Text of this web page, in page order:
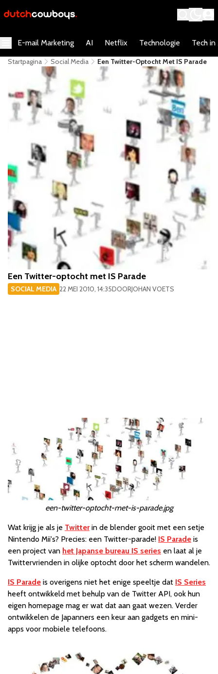
E-mail Marketing AI Netflix Technologie Tech in
Startpagina Social Media Een Twitter-Optocht Met IS Parade
Een Twitter-optocht met IS Parade
SOCIAL MEDIA 22 MEI 2010, 14:35DOORJOHAN VOETS
een-twitter-optocht-met-is-parade.jpg
Wat krijg je als je Twitterin de blender gooit met een setje
Nintendo Mii's? Precies: een Twitter-parade! IS Parade is
een project van het Japanse bureau IS series en laat al je
Twittervrienden in olijke optocht door het scherm wandelen.
IS Parade is overigens niet het enige speeltje dat IS Series
heeft ontwikkeld met behulp van de Twitter API, ook hun
eigen homepage mag er wat dat aan gaat wezen. Verder
ontwikkelen de Japanners een keur aan gadgets en mini-
apps voor mobiele telefoons.